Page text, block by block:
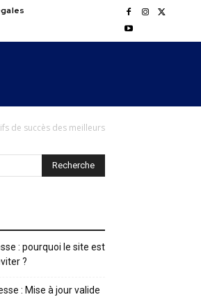
de succès des meilleurs
: pourquoi le site est
?
: Mise à jour valide